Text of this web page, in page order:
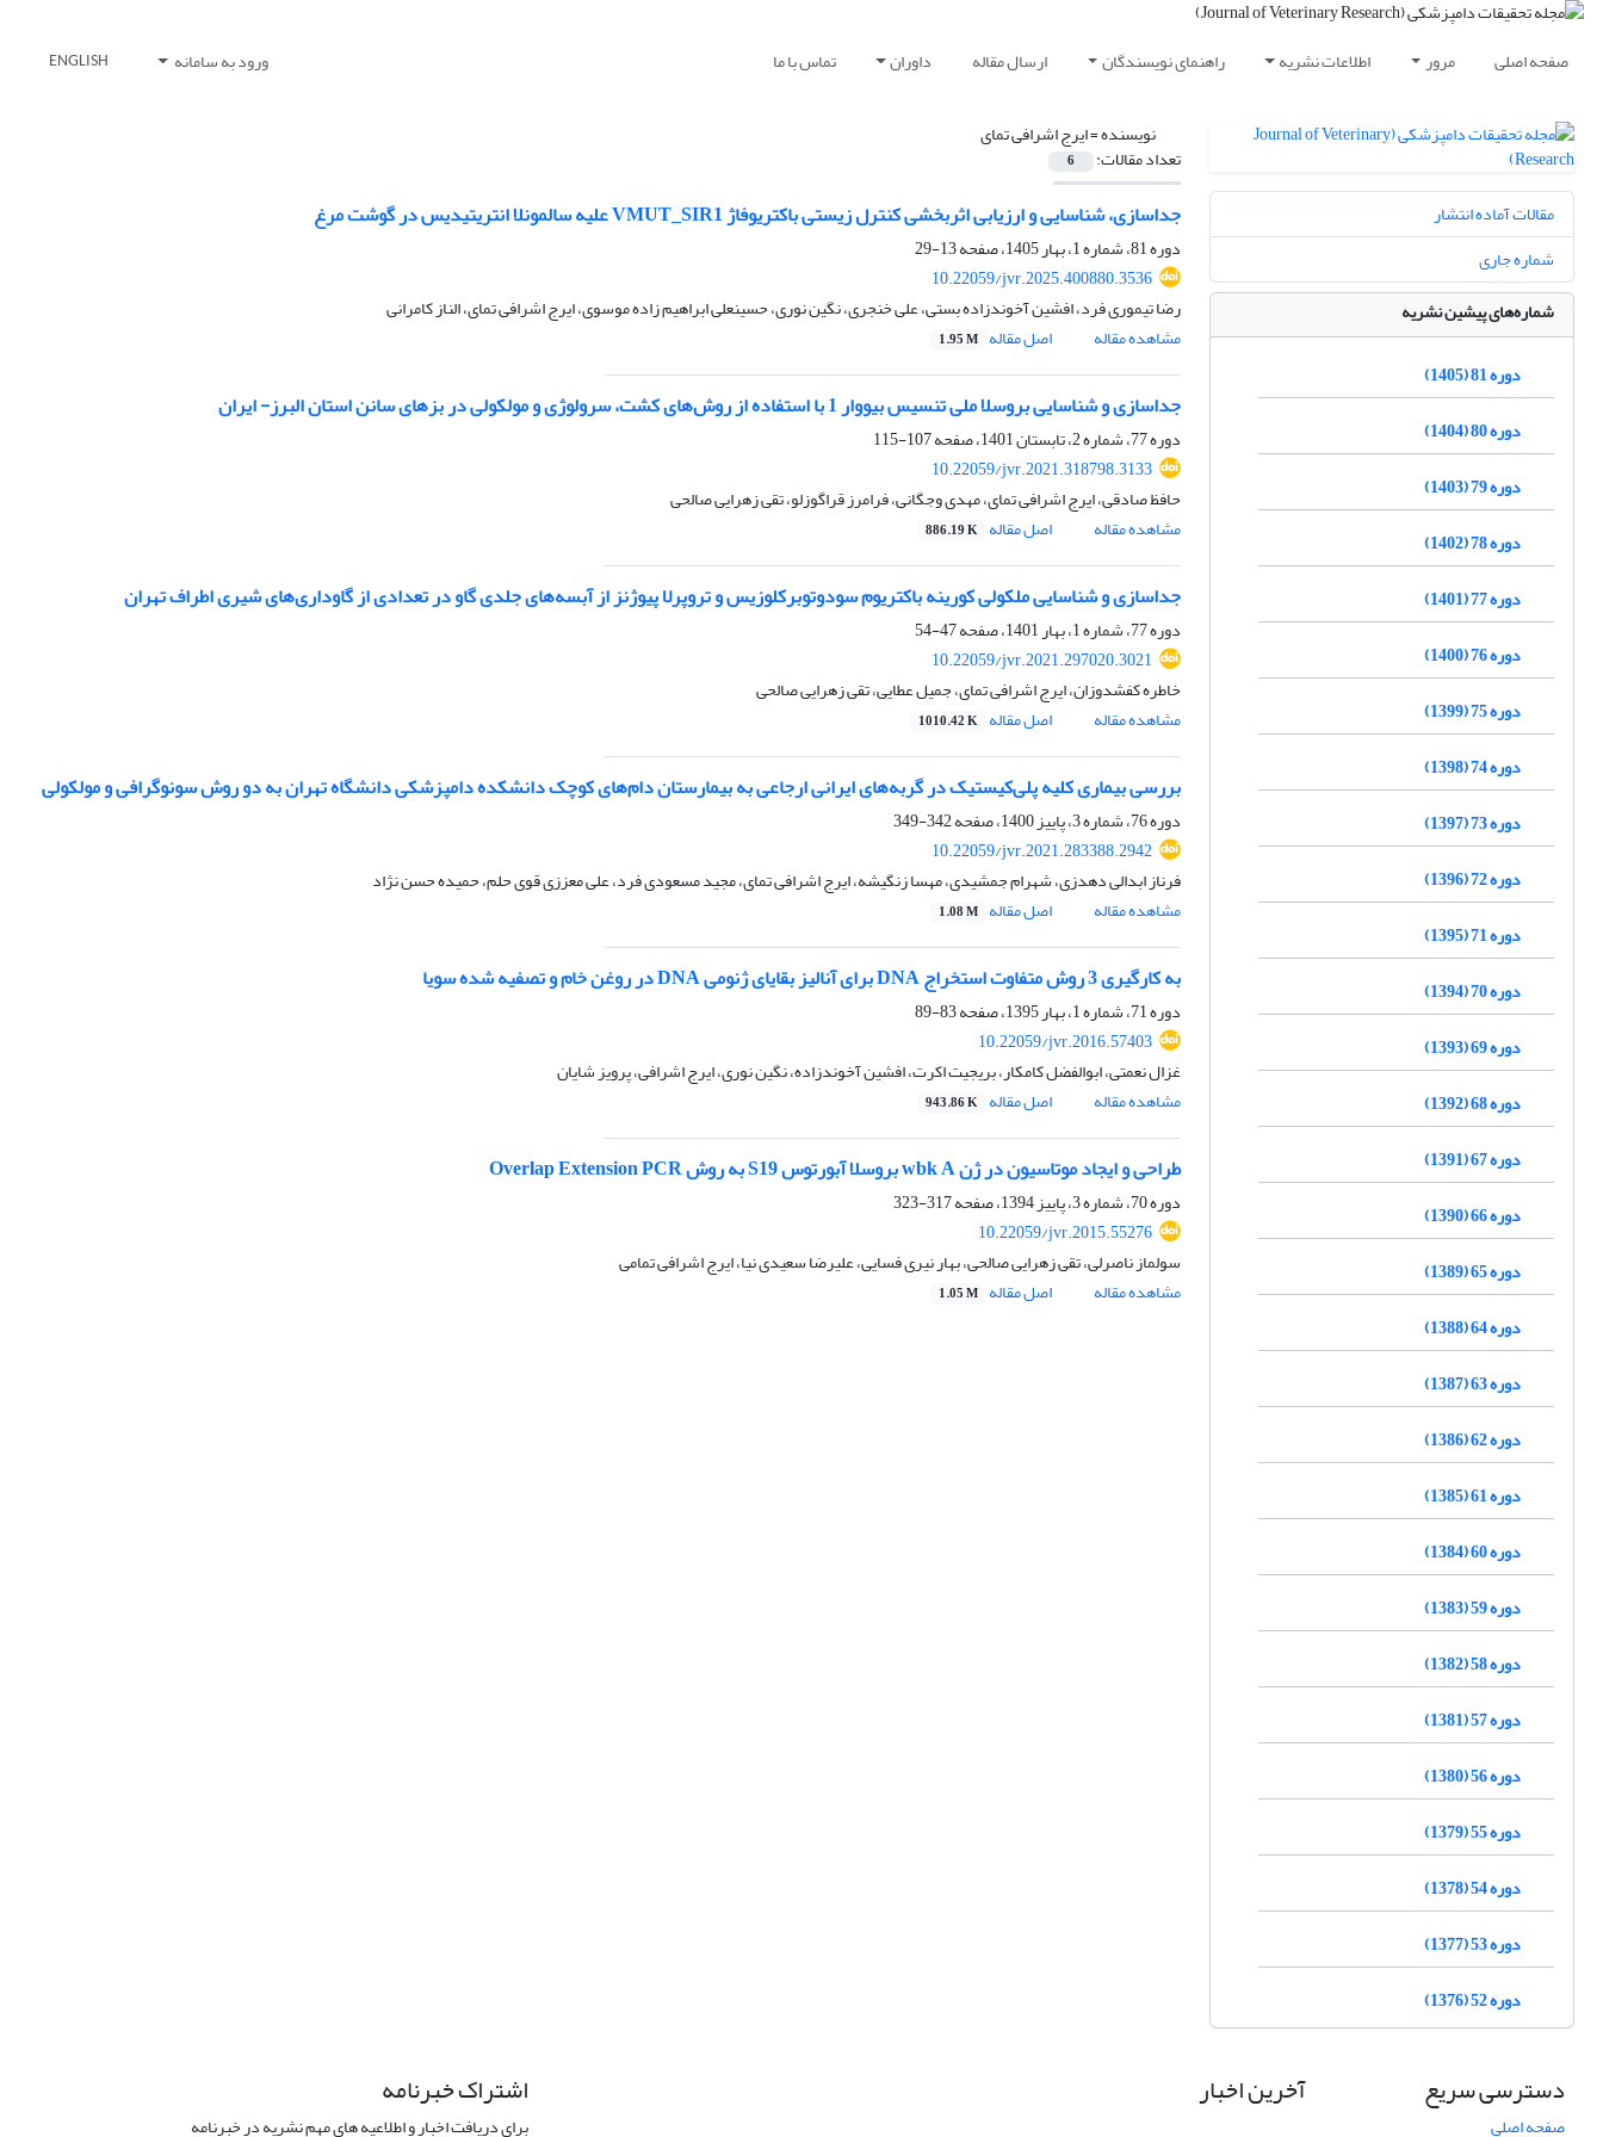
صفحه اصلی مرور اطلاعات نشریه راهنمای نویسندگان ارسال مقاله داوران تماس با ما ورود به سامانه ENGLISH
نویسنده =ایرج اشرافی تمای
تعداد مقالات: 6
جداسازی، شناسایی و ارزیابی اثربخشی کنترل زیستی باکتریوفاژ VMUT_SIR1 علیه سالمونلا انتریتیدیس در گوشت مرغ
دوره 81، شماره 1، بهار 1405، صفحه
13-29
10.22059/jvr.2025.400880.3536
رضا تیموری فرد، افشین آخوندزاده بستی، علی خنجری، نگین نوری، حسینعلی ابراهیم زاده موسوی، ایرج اشرافی تمای، الناز کامرانی
مشاهده مقاله
اصل مقاله 1.95 M
جداسازی و شناسایی بروسلا ملی تنسیس بیووار 1 با استفاده از روش‌های کشت، سرولوژی و مولکولی در بزهای سانن استان البرز- ایران
دوره 77، شماره 2، تابستان 1401، صفحه
107-115
10.22059/jvr.2021.318798.3133
حافظ صادقی، ایرج اشرافی تمای، مهدی وجگانی، فرامرز قراگوزلو، تقی زهرایی صالحی
مشاهده مقاله
اصل مقاله 886.19 K
جداسازی و شناسایی ملکولی کورینه باکتریوم سودوتوبرکلوزیس و تروپرلا پیوژنز از آبسه‌های جلدی گاو در تعدادی از گاوداری‌های شیری اطراف تهران
دوره 77، شماره 1، بهار 1401، صفحه
47-54
10.22059/jvr.2021.297020.3021
خاطره کفشدوزان، ایرج اشرافی تمای، جمیل عطایی، تقی زهرایی صالحی
مشاهده مقاله
اصل مقاله 1010.42 K
بررسی بیماری کلیه پلی‌کیستیک در گربه‌های ایرانی ارجاعی به بیمارستان دام‌های کوچک دانشکده دامپزشکی دانشگاه تهران به دو روش سونوگرافی و مولکولی
دوره 76، شماره 3، پاییز 1400، صفحه
342-349
10.22059/jvr.2021.283388.2942
فرناز ابدالی دهدزی، شهرام جمشیدی، مهسا زنگیشه، ایرج اشرافی تمای، مجید مسعودی فرد، علی معززی قوی حلم، حمیده حسن نژاد
مشاهده مقاله
اصل مقاله 1.08 M
به کارگیری 3 روش متفاوت استخراج DNA برای آنالیز بقایای ژنومی DNA در روغن خام و تصفیه شده سویا
دوره 71، شماره 1، بهار 1395، صفحه
83-89
10.22059/jvr.2016.57403
غزال نعمتی، ابوالفضل کامکار، بریجیت اکرت، افشین آخوندزاده، نگین نوری، ایرج اشرافی، پرویز شایان
مشاهده مقاله
اصل مقاله 943.86 K
طراحی و ایجاد موتاسیون در ژن wbk A بروسلا آبورتوس S19 به روش Overlap Extension PCR
دوره 70، شماره 3، پاییز 1394، صفحه
317-323
10.22059/jvr.2015.55276
سولماز ناصرلی، تقی زهرایی صالحی، بهار نیری فسایی، علیرضا سعیدی نیا، ایرج اشرافی تمامی
مشاهده مقاله
اصل مقاله 1.05 M
مقالات آماده انتشار
شماره جاری
شماره‌های پیشین نشریه
دوره 81 (1405)
دوره 80 (1404)
دوره 79 (1403)
دوره 78 (1402)
دوره 77 (1401)
دوره 76 (1400)
دوره 75 (1399)
دوره 74 (1398)
دوره 73 (1397)
دوره 72 (1396)
دوره 71 (1395)
دوره 70 (1394)
دوره 69 (1393)
دوره 68 (1392)
دوره 67 (1391)
دوره 66 (1390)
دوره 65 (1389)
دوره 64 (1388)
دوره 63 (1387)
دوره 62 (1386)
دوره 61 (1385)
دوره 60 (1384)
دوره 59 (1383)
دوره 58 (1382)
دوره 57 (1381)
دوره 56 (1380)
دوره 55 (1379)
دوره 54 (1378)
دوره 53 (1377)
دوره 52 (1376)
دسترسی سریع
صفحه اصلی
آخرین اخبار اشتراک خبرنامه
برای دریافت اخبار و اطلاعیه های مهم نشریه در خبرنامه